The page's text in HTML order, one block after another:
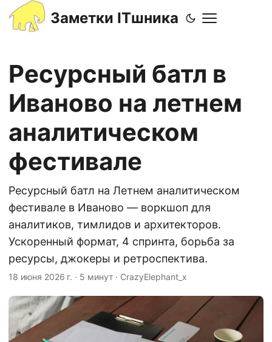
Заметки ITшника
Ресурсный батл в
Иваново на летнем
аналитическом
фестивале
Ресурсный батл на Летнем аналитическом
фестивале в Иваново — воркшоп для
аналитиков, тимлидов и архитекторов.
Ускоренный формат, 4 спринта, борьба за
ресурсы, джокеры и ретроспектива.
18 июня 2026 г. · 5 минут · CrazyElephant_x